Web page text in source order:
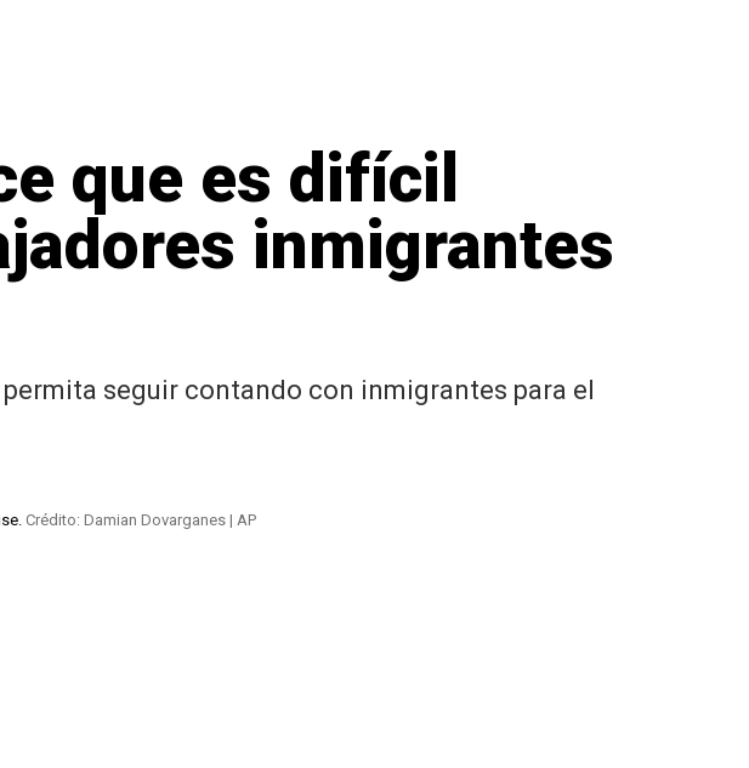
que es difícil
inmigrantes
seguir contando con inmigrantes para el
Crédito: Damian Dovarganes | AP